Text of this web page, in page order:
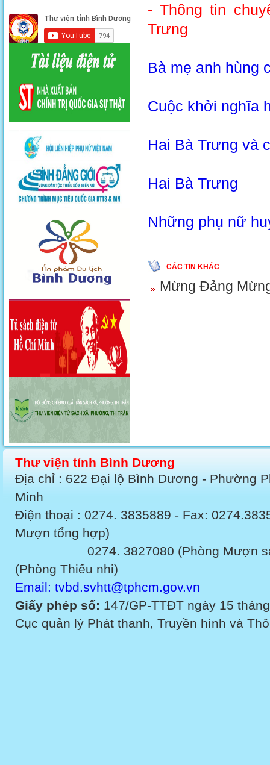
- Thông tin
Trưng
Bà mẹ anh hùng
Cuộc khởi nghĩa
Hai Bà Trưng và
Hai Bà Trưng
Những phụ nữ
CÁC TIN KHÁC
Mừng Đảng
Thư viện tỉnh Bình Dương
Địa chỉ : 622 Đại lộ Bình Dương - Phường
Minh
Điện thoại : 0274. 3835889 - Fax:
Mượn tổng hợp)
0274. 3827080 (Phòng Mượn sách
(Phòng Thiếu nhi)
Email: tvbd.svhtt@tphcm.gov.vn
Giấy phép số: 147/GP-TTĐT ngày 15
Cục quản lý Phát thanh, Truyền hình và